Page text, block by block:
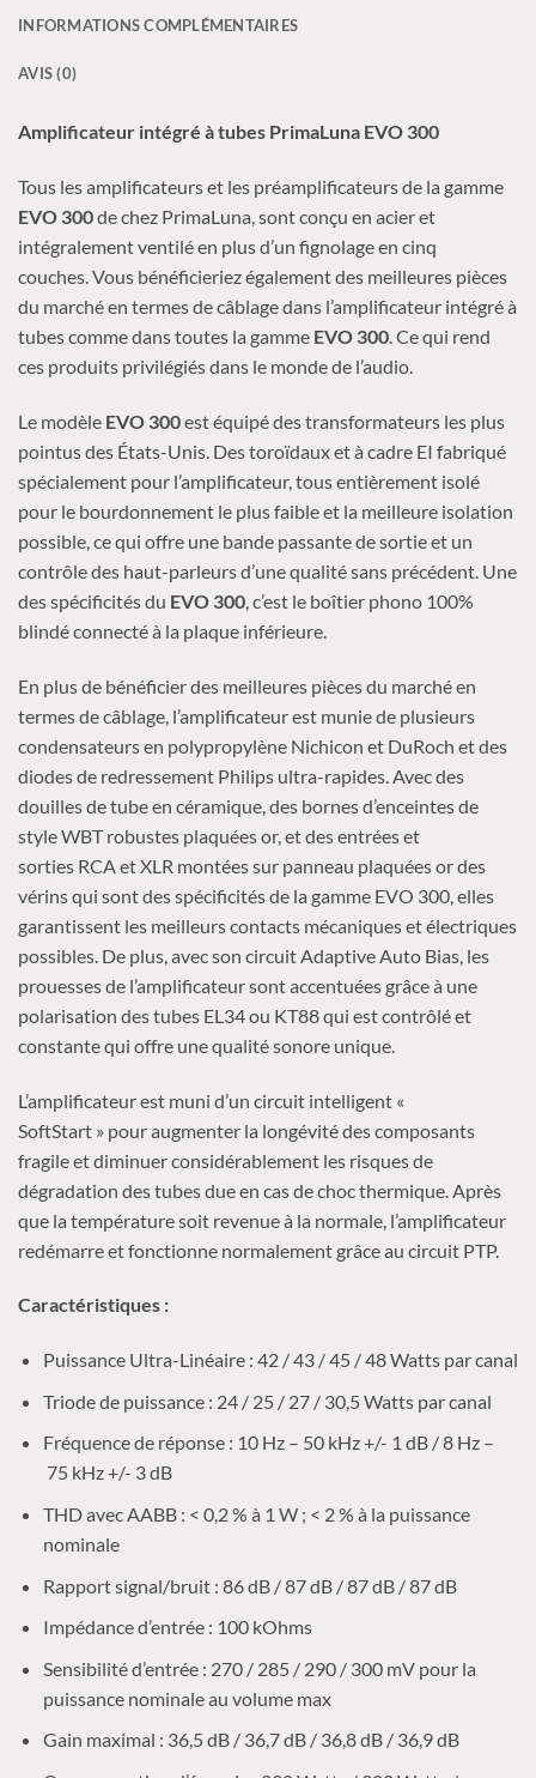
INFORMATIONS COMPLÉMENTAIRES
AVIS (0)
Amplificateur intégré à tubes PrimaLuna EVO 300
Tous les amplificateurs et les préamplificateurs de la gamme
EVO 300de chez PrimaLuna, sontconçu en acier et
intégralement ventilé en plus d’un fignolage en cinq
couches.Vous bénéficieriez également des meilleures pièces
du marché en termes de câblage dans l’amplificateur intégré à
tubes comme dans toutes la gamme EVO 300.Ce qui rend
ces produits privilégiés dans le monde de l’audio.
Le modèle EVO 300est équipé des transformateurs les plus
pointus des États-Unis. Des toroïdaux et à cadre EI fabriqué
spécialement pour l’amplificateur, tous entièrement isolé
pour le bourdonnement le plus faible et la meilleure isolation
possible, ce qui offre une bande passante de sortie et un
contrôle des haut-parleurs d’une qualité sans précédent. Une
des spécificités du EVO 300, c’est le boîtier phono 100%
blindé connecté à la plaque inférieure.
En plus de bénéficier des meilleures pièces du marché en
termes de câblage, l’amplificateur est munie de plusieurs
condensateurs en polypropylène Nichicon et DuRoch et des
diodes de redressement Philips ultra-rapides. Avec des
douilles de tube en céramique, des bornes d’enceintes de
styleWBTrobustes plaquées or, et des entrées et
sorties RCA etXLR montées sur panneau plaquées ordes
vérins qui sont des spécificités de la gamme EVO 300, elles
garantissent les meilleurs contacts mécaniques et électriques
possibles. De plus, avec son circuit Adaptive Auto Bias , les
prouesses de l’amplificateur sont accentuées grâce à une
polarisation des tubes EL34ou KT88qui est contrôlé et
constante qui offre une qualité sonore unique.
L’amplificateur est muni d’un circuit intelligent «
SoftStart » pour augmenter la longévité des composants
fragile et diminuer considérablement les risques de
dégradation des tubes due en cas de choc thermique. Après
que la température soit revenue à la normale, l’amplificateur
redémarre et fonctionne normalement grâce au circuit PTP.
Caractéristiques :
Puissance Ultra-Linéaire: 42 / 43/45 / 48Wattspar canal
Triode de puissance : 24 / 25 / 27 / 30,5 Watts par canal
Fréquence de réponse : 10 Hz – 50 kHz+/- 1 dB / 8Hz –
75 kHz+/- 3 dB
THDavecAABB: < 0,2 % à 1 W ; < 2 % à la puissance
nominale
Rapport signal/bruit : 86dB / 87dB / 87dB / 87dB
Impédance d’entrée : 100 kOhms
Sensibilité d’entrée : 270 / 285 / 290 / 300mV pour la
puissance nominale au volume max
Gain maximal : 36,5 dB / 36,7dB / 36,8dB / 36,9dB